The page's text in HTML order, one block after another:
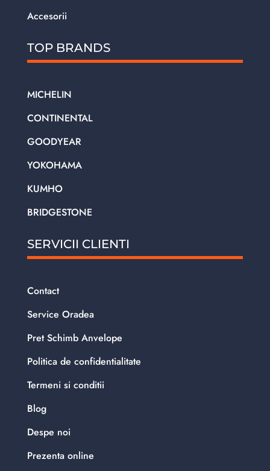
Accesorii
TOP BRANDS
MICHELIN
CONTINENTAL
GOODYEAR
YOKOHAMA
KUMHO
BRIDGESTONE
SERVICII CLIENTI
Contact
Service Oradea
Pret Schimb Anvelope
Politica de confidentialitate
Termeni si conditii
Blog
Despe noi
Prezenta online